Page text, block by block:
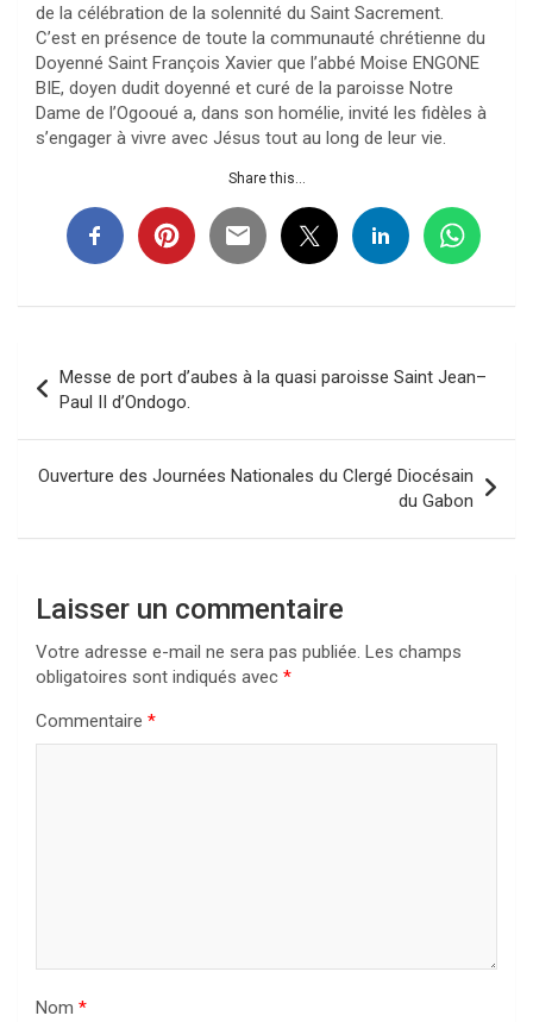
de la célébration de la solennité du Saint Sacrement.
C’est en présence de toute la communauté chrétienne du
Doyenné Saint François Xavier que l’abbé Moise ENGONE
BIE, doyen dudit doyenné et curé de la paroisse Notre
Dame de l’Ogooué a, dans son homélie, invité les fidèles à
s’engager à vivre avec Jésus tout au long de leur vie.
Share this...
de
l’article
Messe de port d’aubes à la quasi paroisse Saint Jean–
Paul II d’Ondogo.
Ouverture des Journées Nationales du Clergé Diocésain
du Gabon
Laisser un commentaire
Votre adresse e-mail ne sera pas publiée. Les champs
obligatoires sont indiqués avec *
Commentaire *
Nom *